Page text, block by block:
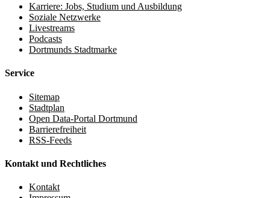
Karriere: Jobs, Studium und Ausbildung
Soziale Netzwerke
Livestreams
Podcasts
Dortmunds Stadtmarke
Service
Sitemap
Stadtplan
Open Data-Portal Dortmund
Barrierefreiheit
RSS-Feeds
Kontakt und Rechtliches
Kontakt